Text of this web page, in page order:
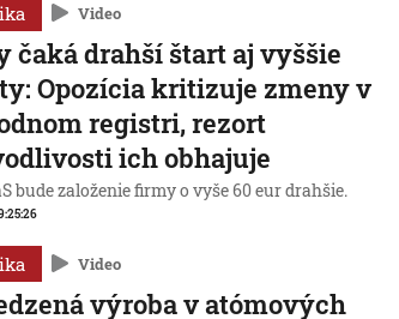
Video
čaká drahší štart aj vyššie
Opozícia kritizuje zmeny v
registri, rezort
ich obhajuje
bude založenie firmy o vyše 60 eur drahšie.
Video
výroba v atómových